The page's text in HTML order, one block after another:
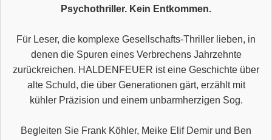
Psychothriller. Kein Entkommen.
Für Leser, die komplexe Gesellschafts-Thriller lieben, in
denen die Spuren eines Verbrechens Jahrzehnte
zurückreichen. HALDENFEUER ist eine Geschichte über
alte Schuld, die über Generationen gärt, erzählt mit
kühler Präzision und einem unbarmherzigen Sog.
Begleiten Sie Frank Köhler, Meike Elif Demir und Ben